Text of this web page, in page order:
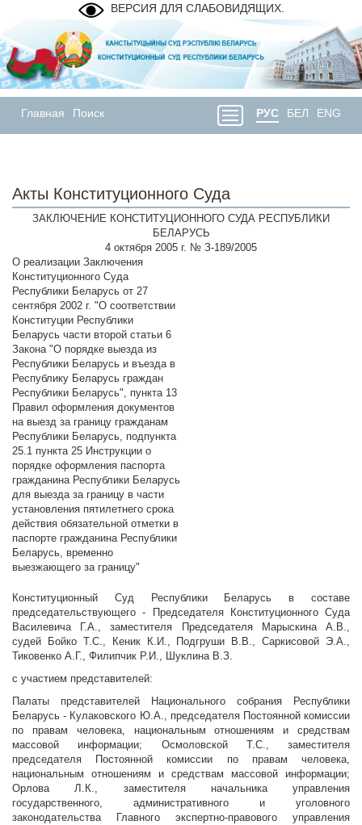
ВЕРСИЯ ДЛЯ СЛАБОВИДЯЩИХ.
Главная Поиск РУС БЕЛ ENG
Акты Конституционного Суда
ЗАКЛЮЧЕНИЕ КОНСТИТУЦИОННОГО СУДА РЕСПУБЛИКИ
БЕЛАРУСЬ
4 октября 2005 г. № З-189/2005
О реализации Заключения
Конституционного Суда
Республики Беларусь от 27
сентября 2002 г. "О соответствии
Конституции Республики
Беларусь части второй статьи 6
Закона "О порядке выезда из
Республики Беларусь и въезда в
Республику Беларусь граждан
Республики Беларусь", пункта 13
Правил оформления документов
на выезд за границу гражданам
Республики Беларусь, подпункта
25.1 пункта 25 Инструкции о
порядке оформления паспорта
гражданина Республики Беларусь
для выезда за границу в части
установления пятилетнего срока
действия обязательной отметки в
паспорте гражданина Республики
Беларусь, временно
выезжающего за границу"
Конституционный Суд Республики Беларусь в составе
председательствующего - Председателя Конституционного Суда
Василевича Г.А., заместителя Председателя Марыскина А.В.,
судей Бойко Т.С., Кеник К.И., Подгруши В.В., Саркисовой Э.А.,
Тиковенко А.Г., Филипчик Р.И., Шуклина В.З.
с участием представителей:
Палаты представителей Национального собрания Республики
Беларусь - Кулаковского Ю.А., председателя Постоянной комиссии
по правам человека, национальным отношениям и средствам
массовой информации; Осмоловской Т.С., заместителя
председателя Постоянной комиссии по правам человека,
национальным отношениям и средствам массовой информации;
Орлова Л.К., заместителя начальника управления
государственного, административного и уголовного
законодательства Главного экспертно-правового управления